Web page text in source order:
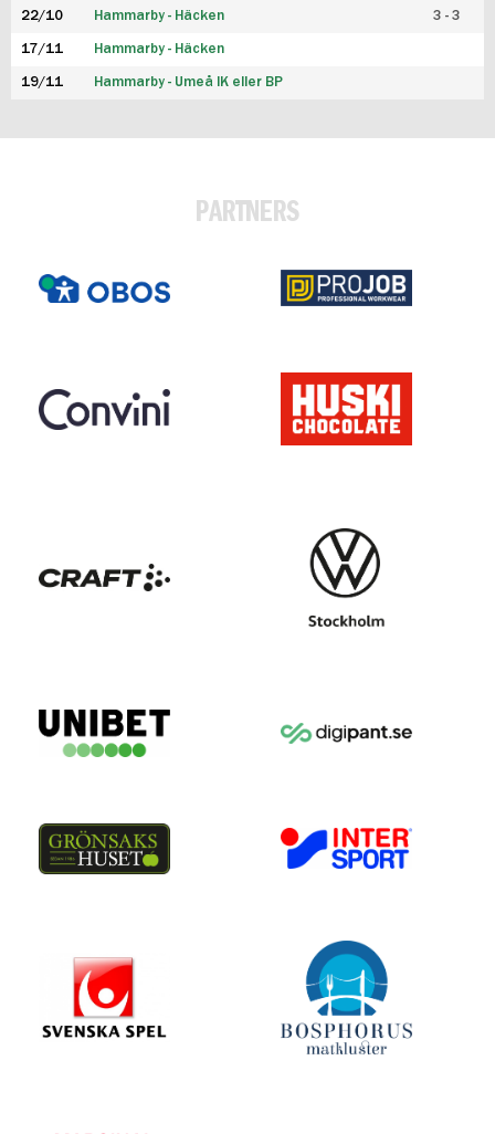
22/10 Hammarby - Häcken 3 - 3
17/11 Hammarby - Häcken
19/11 Hammarby - Umeå IK eller BP
PARTNERS